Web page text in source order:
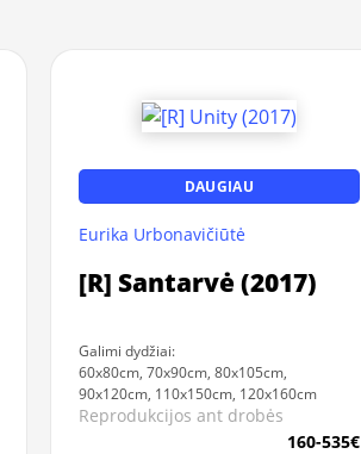
DAUGIAU
Eurika Urbonavičiūtė
[R] Santarvė (2017)
Galimi dydžiai:
60x80cm, 70x90cm, 80x105cm,
90x120cm, 110x150cm, 120x160cm
Reprodukcijos ant drobės
160-535€